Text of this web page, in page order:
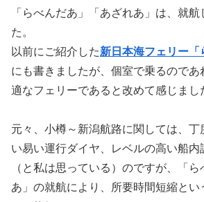
「らべんだあ」「あざれあ」は、就
た。
以前にご紹介した新日本海フェリー
にも書きましたが、個室で乗るので
適なフェリーであると改めて感じまし
元々、小樽～新潟航路に関しては、丁
い易い運行ダイヤ、レベルの高い船内
（と私は思っている）のですが、「
あ」の就航により、所要時間短縮とい